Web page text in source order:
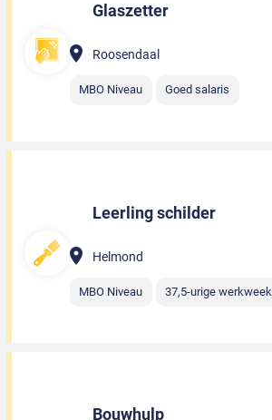
Glaszetter
Roosendaal
MBO Niveau Goed salaris
Leerling schilder
Helmond
MBO Niveau 37,5-urige werkweek
Bouwhulp